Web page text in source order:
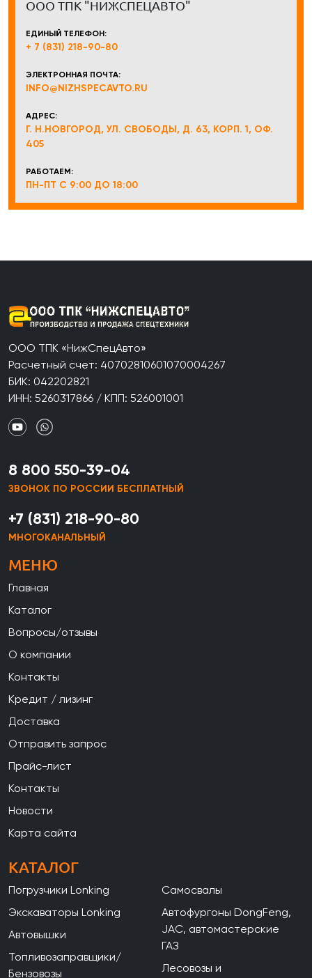
ООО ТПК "НИЖСПЕЦАВТО"
ЕДИНЫЙ ТЕЛЕФОН:
+ 7 (831) 218-90-80
ЭЛЕКТРОННАЯ ПОЧТА:
INFO@NIZHSPECAVTO.RU
АДРЕС:
Г. Н.НОВГОРОД, УЛ. СВОБОДЫ, Д. 63, КОРП. 1, ОФ.
405
РАБОТАЕМ:
ПН-ПТ С 9:00 ДО 18:00
ООО ТПК «НижСпецАвто»
Расчетный счет: 40702810601070004267
БИК: 042202821
ИНН: 5260317866 / КПП: 526001001
8 800 550-39-04
ЗВОНОК ПО РОССИИ БЕСПЛАТНЫЙ
+7 (831) 218-90-80
МНОГОКАНАЛЬНЫЙ
МЕНЮ
Главная
Каталог
Вопросы/отзывы
О компании
Контакты
Кредит / лизинг
Доставка
Отправить запрос
Прайс-лист
Контакты
Новости
Карта сайта
КАТАЛОГ
Погрузчики Lonking
Экскаваторы Lonking
Автовышки
Топливозаправщики/
Бензовозы
Самосвалы
Автофургоны DongFeng,
JAC, автомастерские
ГАЗ
Лесовозы и